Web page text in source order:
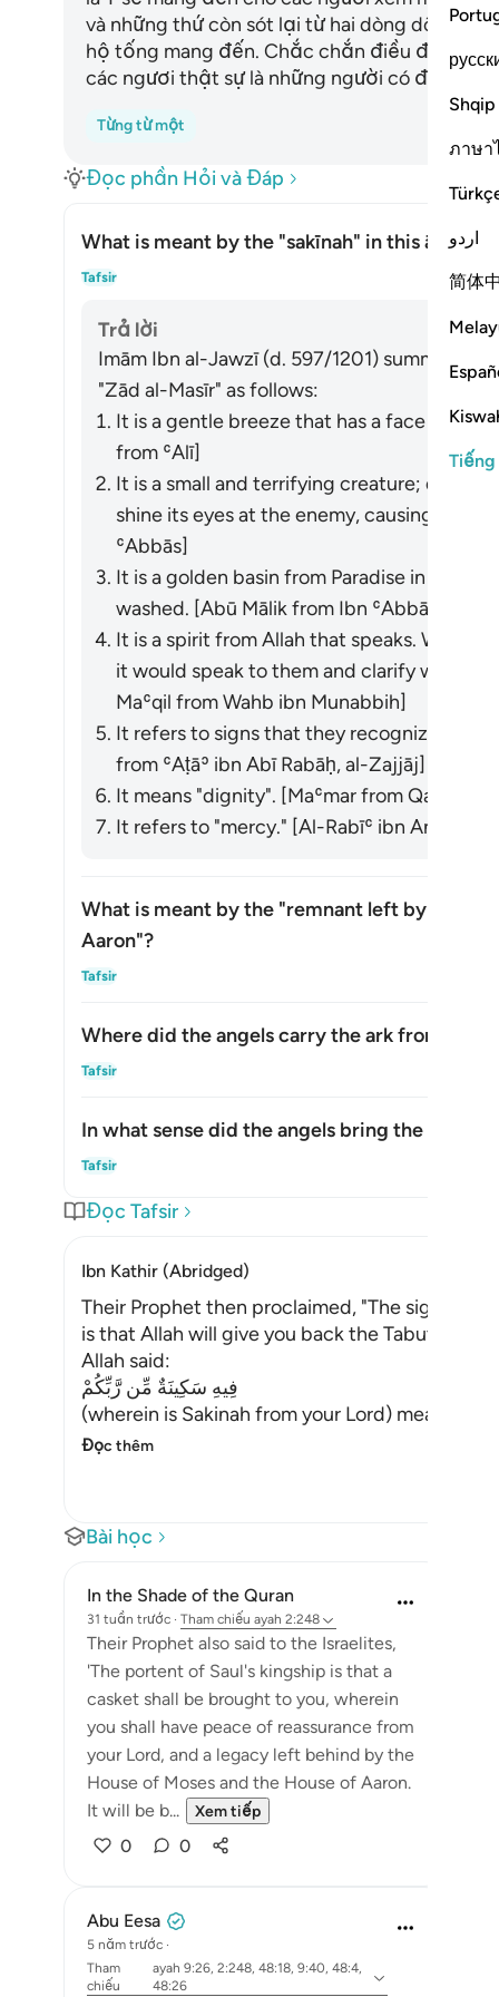
Shqip
ภาษา
اردو
简体
và những thứ còn sót lại từ hai dòng dõi của
hộ tống mang đến. Chắc chắn điều đó là
các ngươi thật sự là những người có đức tin.
Từng từ một
Đọc phần Hỏi và Đáp
What is meant by the "sakīnah" in this āyah?
Tafsir
Trả lời
Imām Ibn al-Jawzī (d. 597/1201) summarized
"Zād al-Masīr" as follows:
It is a gentle breeze that has a face like
from ʿAlī]
It is a small and terrifying creature; during
shine its eyes at the enemy, causing them
ʿAbbās]
It is a golden basin from Paradise in which
washed. [Abū Mālik from Ibn ʿAbbās]
It is a spirit from Allah that speaks.
it would speak to them and clarify what
Maʿqil from Wahb ibn Munabbih]
It refers to signs that they recognize and
from ʿAṭāʾ ibn Abī Rabāḥ, al-Zajjāj]
It means "dignity". [Maʿmar from Qatādah]
It refers to "mercy." [Al-Rabīʿ ibn Anas]
What is meant by the "remnant left by the
Aaron"?
Tafsir
Where did the angels carry the ark from?
Tafsir
In what sense did the angels bring the ark?
Tafsir
Đọc Tafsir
Ibn Kathir (Abridged)
Their Prophet then proclaimed, "The sign of
is that Allah will give you back the Tabut
Allah said:
فِيهِ سَكِينَةٌ مِّن رَّبِّكُمْ
(wherein is Sakinah from your Lord) meaning,
Đọc thêm
Bài học
In the Shade of the Quran
31 tuần trước · Tham chiếu ayah 2:248
Their Prophet also said to the Israelites,
'The portent of Saul's kingship is that a
casket shall be brought to you, wherein
you shall have peace of reassurance from
your Lord, and a legacy left behind by the
House of Moses and the House of Aaron.
It will be b...
Xem tiếp
0 0
Abu Eesa
5 năm trước ·
Tham
chiếu
ayah 9:26, 2:248, 48:18, 9:40, 48:4,
48:26